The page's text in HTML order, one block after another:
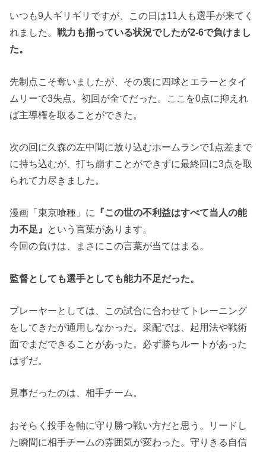
いつも9人ギリギリですが、この日は11人も選手が来てく
れました。戦力も揃っている状況でしたが2-6で負けまし
た。
先制点こそ奪いましたが、その裏に四球とエラーとタイ
ムリーで3失点。初回が全てだった。ここを0点に抑えれ
ば主導権を取ることができた。
次の回に久森の左中間に放り込むホームランで1点差まで
に持ち込むが、打ち崩すことができずに最終回に3点を取
られて力尽きました。
漫画「東京喰種」に
『この世の不利益はすべて当人の能
力不足』 という言葉があります。
今回の負けは、まさにこの言葉が当てはまる。
監督としても選手としても能力不足だった。
プレーヤーとしては、この試合に合わせてトレーニング
をしてきたが通用しなかった。采配では、起用法や戦術
面でまだできることがあった。必ず勝ちルートがあった
はずだ。
見事だったのは、相手チーム。
おそらく投手を軸に守り勝つ戦い方だと思う。リードし
た瞬間に相手チームの雰囲気が変わった。守りきる自信